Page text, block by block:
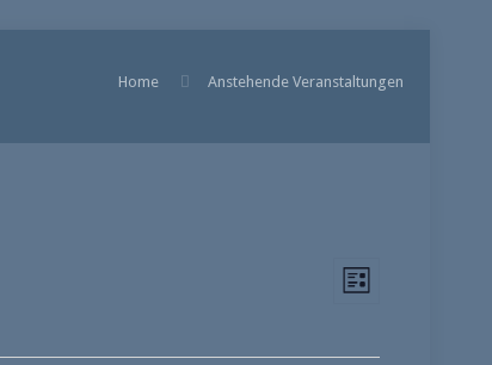
Home Anstehende Veranstaltungen
Liste